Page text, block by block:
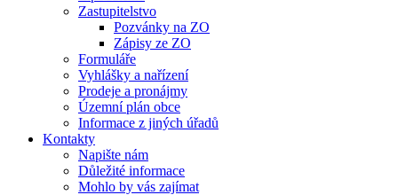
Zastupitelstvo
Pozvánky na ZO
Zápisy ze ZO
Formuláře
Vyhlášky a nařízení
Prodeje a pronájmy
Územní plán obce
Informace z jiných úřadů
Kontakty
Napište nám
Důležité informace
Mohlo by vás zajímat